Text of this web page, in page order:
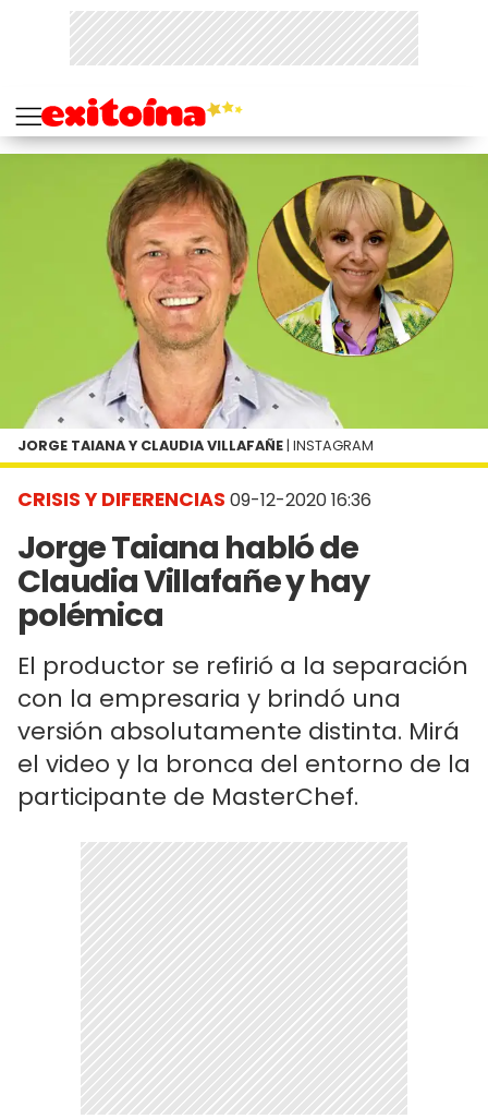
CRISIS Y DIFERENCIAS 09-12-2020 16:36
Jorge Taiana habló de
Claudia Villafañe y hay
polémica
El productor se refirió a la separación
con la empresaria y brindó una
versión absolutamente distinta. Mirá
el video y la bronca del entorno de la
participante de MasterChef.
JORGE TAIANA Y CLAUDIA VILLAFAÑE | INSTAGRAM